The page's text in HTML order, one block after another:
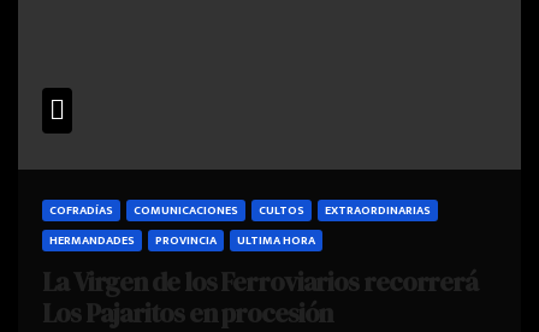
COFRADÍAS COMUNICACIONES CULTOS
EXTRAORDINARIAS
HERMANDADES
PROVINCIA ULTIMA HORA
La Virgen de los Ferroviarios recorrerá
Los Pajaritos en procesión